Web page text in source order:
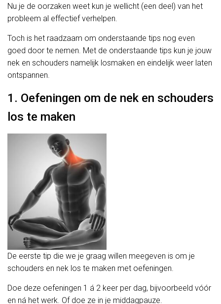
Nu je de oorzaken weet kun je wellicht (een deel) van het
probleem al effectief verhelpen.
Toch is het raadzaam om onderstaande tips nog even
goed door te nemen. Met de onderstaande tips kun je jouw
nek en schouders namelijk losmaken en eindelijk weer laten
ontspannen.
1. Oefeningen om de nek en schouders
los te maken
De eerste tip die we je graag willen meegeven is om je
schouders en nek los te maken met oefeningen.
Doe deze oefeningen 1 á 2 keer per dag, bijvoorbeeld vóór
en ná het werk. Of doe ze in je middagpauze.